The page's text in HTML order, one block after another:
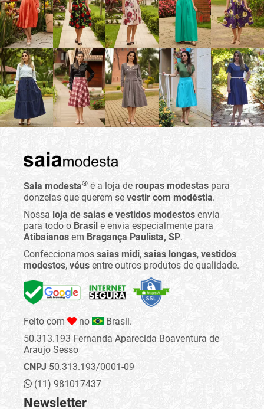
Saia modesta® é a loja de roupas modestas para
donzelas que querem se vestir com modéstia.
Nossa loja de saias e vestidos modestos envia
para todo o Brasil e envia especialmente para
Atibaianos em Bragança Paulista, SP.
Confeccionamos saias midi, saias longas, vestidos
modestos, véus entre outros produtos de qualidade.
Feito com no
Brasil.
50.313.193 Fernanda Aparecida Boaventura de
Araujo Sesso
CNPJ 50.313.193/0001-09
(11) 981017437
Newsletter